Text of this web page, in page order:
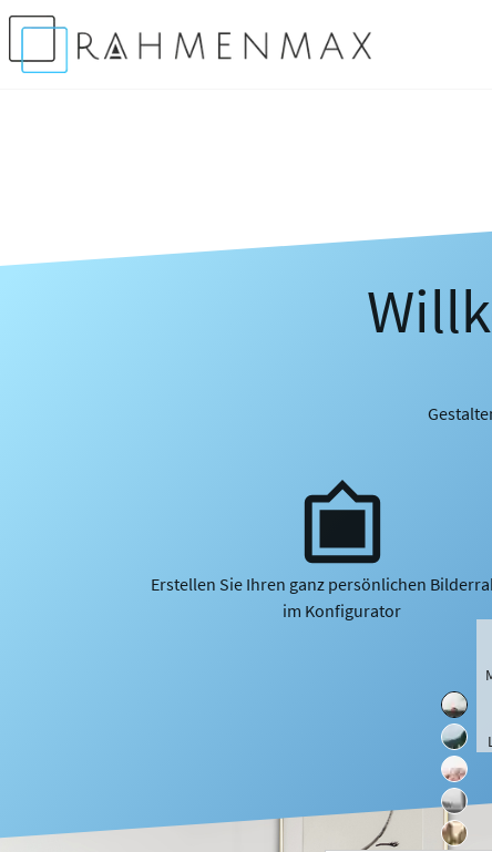
Erstellen Sie Ihren ganz persönlichen
im Konfigurator